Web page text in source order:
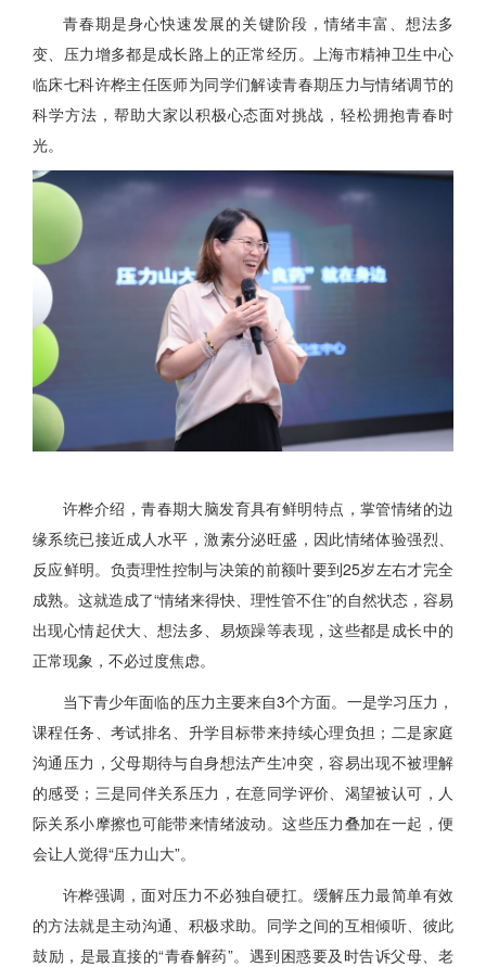
青春期是身心快速发展的关键阶段，情绪丰富、想法多
变、压力增多都是成长路上的正常经历。上海市精神卫生中心
临床七科许桦主任医师为同学们解读青春期压力与情绪调节的
科学方法，帮助大家以积极心态面对挑战，轻松拥抱青春时
光。
许桦介绍，青春期大脑发育具有鲜明特点，掌管情绪的边
缘系统已接近成人水平，激素分泌旺盛，因此情绪体验强烈、
反应鲜明。负责理性控制与决策的前额叶要到25岁左右才完全
成熟。这就造成了“情绪来得快、理性管不住”的自然状态，容易
出现心情起伏大、想法多、易烦躁等表现，这些都是成长中的
正常现象，不必过度焦虑。
当下青少年面临的压力主要来自3个方面。一是学习压力，
课程任务、考试排名、升学目标带来持续心理负担；二是家庭
沟通压力，父母期待与自身想法产生冲突，容易出现不被理解
的感受；三是同伴关系压力，在意同学评价、渴望被认可，人
际关系小摩擦也可能带来情绪波动。这些压力叠加在一起，便
会让人觉得“压力山大”。
许桦强调，面对压力不必独自硬扛。缓解压力最简单有效
的方法就是主动沟通、积极求助。同学之间的互相倾听、彼此
鼓励，是最直接的“青春解药”。遇到困惑要及时告诉父母、老